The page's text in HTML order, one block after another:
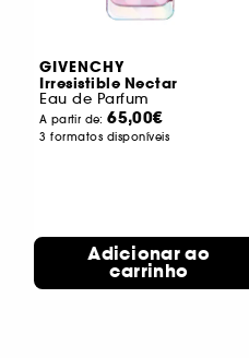
GIVENCHY
Irresistible Nectar
Eau de Parfum
A partir de:65,00€
3 formatos disponíveis
Adicionar ao
carrinho